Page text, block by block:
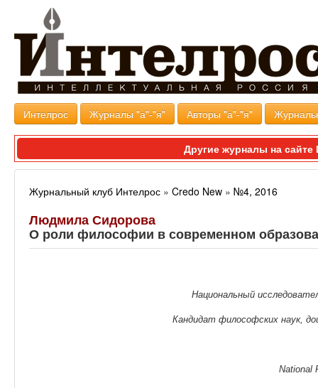
Интелрос Журналы "а"-"я" Авторы "а"-"я"
Другие журналы на
Журнальный клуб Интелрос » Credo New » №4, 2016
Людмила Сидорова
О роли философии в современном
Национальный
Кандидат философских наук,
National